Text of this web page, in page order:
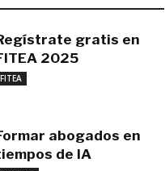
gratis en
2025
FITEA
abogados en
de IA